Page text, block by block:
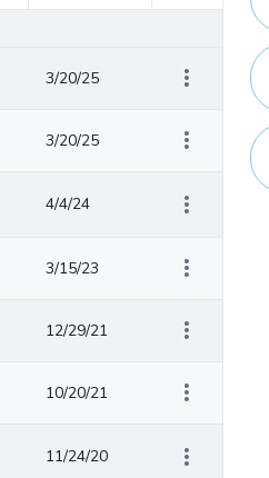
3/20/25
3/20/25
4/4/24
3/15/23
12/29/21
10/20/21
11/24/20